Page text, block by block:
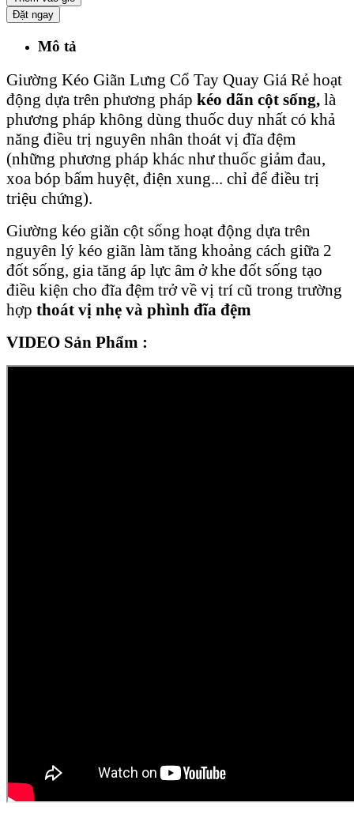
Đặt ngay
Mô tả
Giường Kéo Giãn Lưng Cổ Tay Quay Giá Rẻ hoạt
động dựa trên phương pháp kéo dãn cột sống, là
phương pháp không dùng thuốc duy nhất có khả
năng điều trị nguyên nhân thoát vị đĩa đệm
(những phương pháp khác như thuốc giảm đau,
xoa bóp bấm huyệt, điện xung... chỉ để điều trị
triệu chứng).
Giường kéo giãn cột sống hoạt động dựa trên
nguyên lý kéo giãn làm tăng khoảng cách giữa 2
đốt sống, gia tăng áp lực âm ở khe đốt sống tạo
điều kiện cho đĩa đệm trở về vị trí cũ trong trường
hợp thoát vị nhẹ và phình đĩa đệm
VIDEO Sản Phẩm :